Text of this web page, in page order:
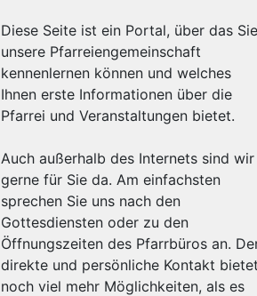
Diese Seite ist ein Portal, über das Sie
unsere Pfarreiengemeinschaft
kennenlernen können und welches
Ihnen erste Informationen über die
Pfarrei und Veranstaltungen bietet.
Auch außerhalb des Internets sind wir
gerne für Sie da. Am einfachsten
sprechen Sie uns nach den
Gottesdiensten oder zu den
Öffnungszeiten des Pfarrbüros an.
direkte und persönliche Kontakt
noch viel mehr Möglichkeiten, als es